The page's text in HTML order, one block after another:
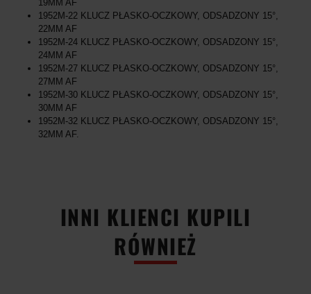
19MM AF
1952M-22 KLUCZ PŁASKO-OCZKOWY, ODSADZONY 15°,
22MM AF
1952M-24 KLUCZ PŁASKO-OCZKOWY, ODSADZONY 15°,
24MM AF
1952M-27 KLUCZ PŁASKO-OCZKOWY, ODSADZONY 15°,
27MM AF
1952M-30 KLUCZ PŁASKO-OCZKOWY, ODSADZONY 15°,
30MM AF
1952M-32 KLUCZ PŁASKO-OCZKOWY, ODSADZONY 15°,
32MM AF.
INNI KLIENCI KUPILI
RÓWNIEŻ